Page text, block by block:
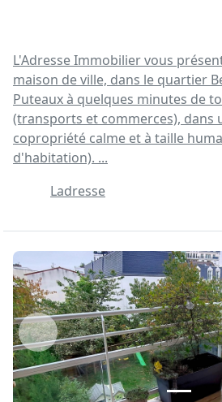
L'Adresse Immobilier vous
maison de ville, dans le quartier
Puteaux à quelques minutes de
(transports et commerces), dans
copropriété calme et à taille
d'habitation). ...
Ladresse